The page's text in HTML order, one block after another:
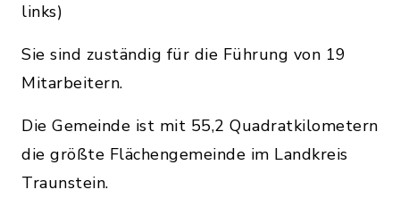
links)
Sie sind zuständig für die Führung von 19
Mitarbeitern.
Die Gemeinde ist mit 55,2 Quadratkilometern
die größte Flächengemeinde im Landkreis
Traunstein.